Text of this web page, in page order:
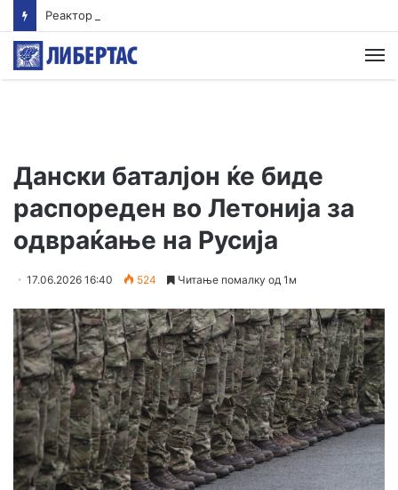
Дански баталјон ќе биде
распореден во Летонија за
одвраќање на Русија
17.06.2026 16:40 524 Читање помалку од 1м